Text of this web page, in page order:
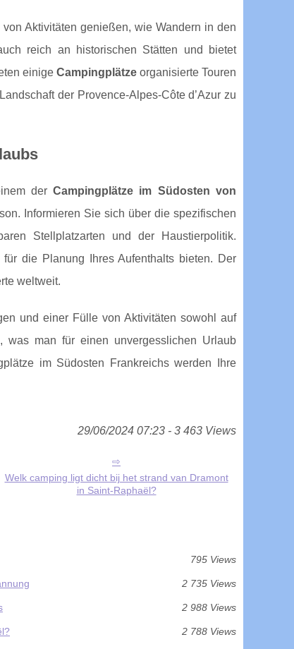
Aktivitäten genießen, wie Wandern in den
reich an historischen Stätten und bietet
einige Campingplätze organisierte Touren
der Provence-Alpes-Côte d’Azur zu
derCampingplätze im Südosten von
Informieren Sie sich über die spezifischen
Stellplatzarten und der Haustierpolitik.
die Planung Ihres Aufenthalts bieten. Der
weltweit.
und einer Fülle von Aktivitäten sowohl auf
man für einen unvergesslichen Urlaub
im Südosten Frankreichs werden Ihre
29/06/2024 07:23 - 3 463 Views
Welk camping ligt dicht bij het strand van Dramont
in Saint-Raphaël?
795 Views
2 735 Views
2 988 Views
2 788 Views